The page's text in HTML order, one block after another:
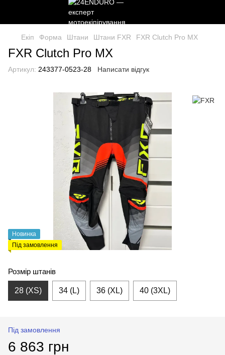
Екіп Форма Штани Штани FXR FXR Clutch Pro MX
FXR Clutch Pro MX
Артикул: 243377-0523-28 Написати відгук
Новинка
Під замовлення
Розмір штанів
28 (XS) 34 (L) 36 (XL) 40 (3XL)
Під замовлення
6 863 грн